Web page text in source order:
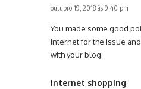
outubro 19, 2018 às 9:40 pm
You made some good
internet for the issue
with your blog.
internet shopping